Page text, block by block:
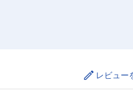
レビュー